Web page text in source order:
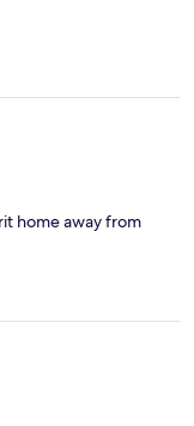
home away from